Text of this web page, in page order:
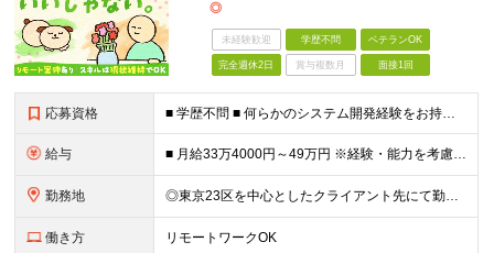
◎
未経験歓迎 学歴不問 ベテランOK
完全週休2日 賞与複数月 面接1回
応募資格 ■ 学歴不問 ■ 何らかのシステム開発経験をお持ちの方（言語不問） ※Java、Python、PHPなどのメジャーな言語が使える方は大歓迎です！ ＼こんな方にピッタリの環境です／ ◎「成長しなきゃ」
給与 ■ 月給33万4000円～49万円 ※経験・能力を考慮して優遇します。 ※上記には固定残業代（月30時間分・6万3500円～9万3100円）を含みます。超過分は全額支給。 ※待機期間中全額給与を保証
勤務地 ◎東京23区を中心としたクライアント先にて勤務いただきます（転居を伴う転勤なし） ◎在宅勤務も活用できます ■ 本社 東京都江戸川区南葛西3-5-3-402 (変更の範囲)上記を除く当社関連勤務地
働き方 リモートワークOK